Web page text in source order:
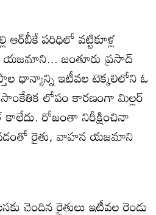
ఆర్‌బీకే పరిధిలో వట్టికూళ్ల
జంతూరు ప్రసాద్‌
ధాన్యాన్ని ఇటీవల టెక్కలిలోని ఓ
సాంకేతిక లోపం కారణంగా మిల్లర్‌
రోజంతా నిరీక్షించినా
రైతు, వాహన యజమాని
చెందిన రైతులు ఇటీవల రెండు